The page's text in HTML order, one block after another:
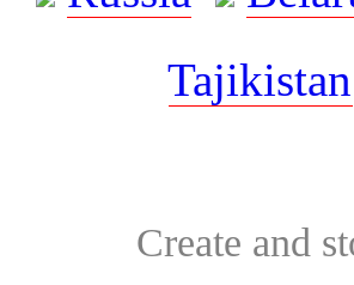
Tajikistan
Create and